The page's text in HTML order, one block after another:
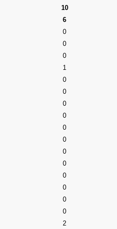
10
6
0
0
0
1
0
0
0
0
0
0
0
0
0
0
0
0
2